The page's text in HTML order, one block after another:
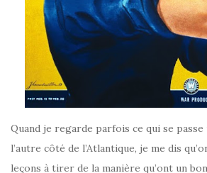
Quand je regarde parfois ce qui se passe
l’autre côté de l’Atlantique, je me dis
leçons à tirer de la manière qu’ont un